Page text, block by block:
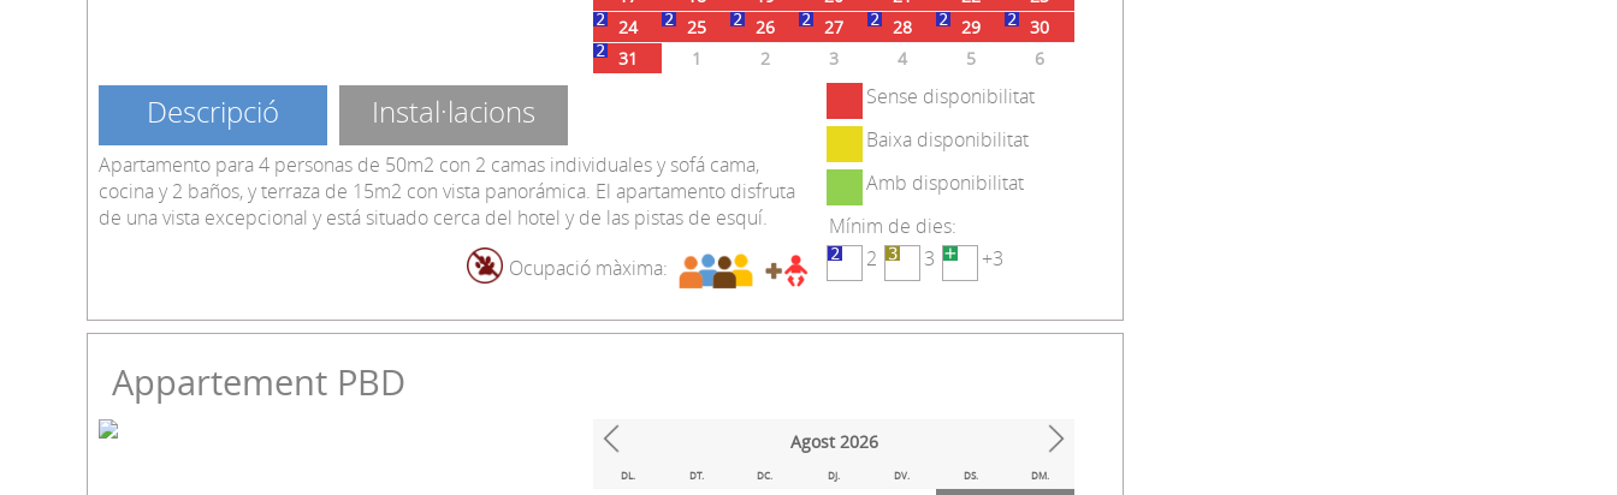
24
25 26 27 28 29
30
31
1 2 3 4 5 6
Sense disponibilitat
Baixa disponibilitat
Amb disponibilitat
Mínim de dies:
2
3 +3
Descripció Instal·lacions
Apartamento para 4 personas de 50m2 con 2 camas individuales y sofá cama,
cocina y 2 baños, y terraza de 15m2 con vista panorámica. El apartamento disfruta
de una vista excepcional y está situado cerca del hotel y de las pistas de esquí.
Ocupació màxima:
Appartement PBD
Prev Next
Agost 2026
DL. DT. DC. DJ. DV. DS. DM.